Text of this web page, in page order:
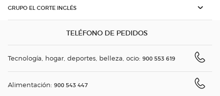
GRUPO EL CORTE INGLÉS
TELÉFONO DE PEDIDOS
Tecnología, hogar, deportes, belleza, ocio: 900 553 619
Alimentación: 900 543 447